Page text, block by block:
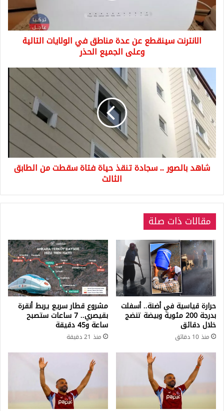
الولايات
التالية
وعلى
الجميعالانترنت سينقطع عن عدة مناطق في الولايات التالية
وعلى الجميع الحذر
شاهد
بالصور
..
سجادة
تنقذ
حياة
فتاة
سقطت
من
الطابق
شاهد بالصور .. سجادة تنقذ حياة فتاة سقطت من الطابق
الثالث
مقالات ذات صلة
حرارة قياسية في أضنة.. أسفلت
بدرجة 200 مئوية وبيضة تنضج
خلال دقائق
منذ 10 دقائق
مشروع قطار سريع يربط أنقرة
بقيصري.. 7 ساعات ستصبح
ساعة و45 دقيقة
منذ 21 دقيقة